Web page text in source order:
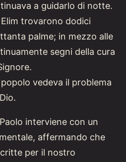
a guidarlo di notte.
trovarono dodici
palme; in mezzo alle
segni della cura
vedeva il problema
interviene con un
affermando che
per il nostro